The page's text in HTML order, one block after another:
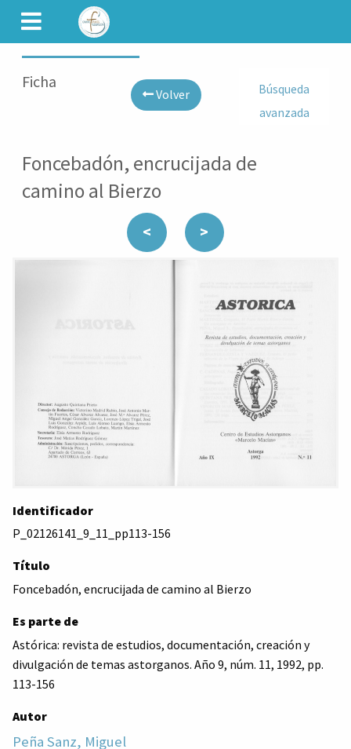
CAMINET
Ficha
Volver
Búsqueda
avanzada
Foncebadón, encrucijada de
camino al Bierzo
< >
Identificador
P_02126141_9_11_pp113-156
Título
Foncebadón, encrucijada de camino al Bierzo
Es parte de
Astórica: revista de estudios, documentación, creación y
divulgación de temas astorganos. Año 9, núm. 11, 1992, pp.
113-156
Autor
Peña Sanz, Miguel